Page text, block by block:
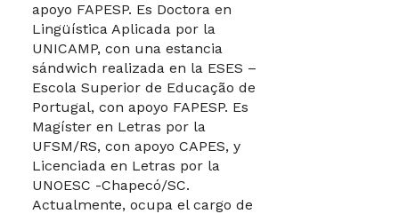
apoyo FAPESP. Es Doctora en
Lingüística Aplicada por la
UNICAMP, con una estancia
sándwich realizada en la ESES –
Escola Superior de Educação de
Portugal, con apoyo FAPESP. Es
Magíster en Letras por la
UFSM/RS, con apoyo CAPES, y
Licenciada en Letras por la
UNOESC -Chapecó/SC.
Actualmente, ocupa el cargo de